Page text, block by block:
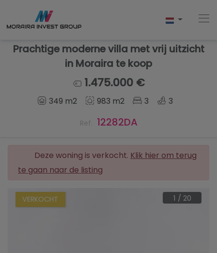
Kopen
Verkopen
Reviews
Over Ons
Prachtige moderne villa met vrij uitzicht
in Moraira te koop
1.475.000 €
349 m2 983 m2 3 3
Ref. 12282DA
Deze woning is verkocht. Klik hier om terug
te gaan naar de listing
VERKOCHT 1 / 20